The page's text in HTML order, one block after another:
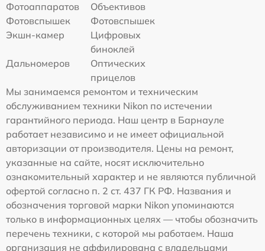
Фотоаппаратов
Объективов
Фотовспышек
Фотовспышек
Экшн-камер
Цифровых
биноклей
Дальномеров
Оптических
прицелов
Мы занимаемся ремонтом и техническим
обслуживанием техники Nikon по истечении
гарантийного периода. Наш центр в Барнауле
работает независимо и не имеет официальной
авторизации от производителя. Цены на ремонт,
указанные на сайте, носят исключительно
ознакомительный характер и не являются публичной
офертой согласно п. 2 ст. 437 ГК РФ. Названия и
обозначения торговой марки Nikon упоминаются
только в информационных целях — чтобы обозначить
перечень техники, с которой мы работаем. Наша
организация не аффилирована с владельцами